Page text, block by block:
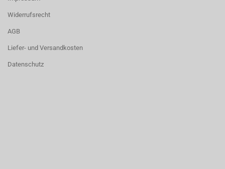
Widerrufsrecht
AGB
Liefer- und Versandkosten
Datenschutz